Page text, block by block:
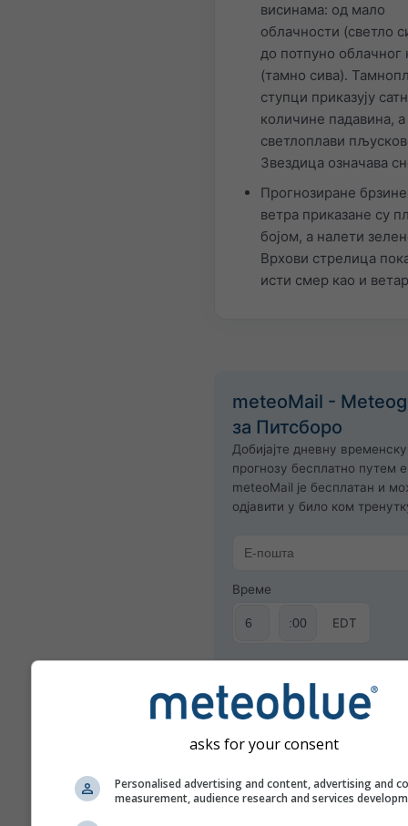
висинама: од мало
облачности (светло
до потпуно облачног
(тамно сива).
ступци приказују
количине падавина, а
светлоплави
Звездица означава
Прогнозиране брзине
ветра приказане су
бојом, а налети
Врхови стрелица
исти смер као и
meteoMail -
за Питсборо
Добијајте дневну временску
прогнозу бесплатно путем
meteoMail је бесплатан и
одјавити у било ком
Време
EDT
asks for your consent
Personalised advertising and content, advertising and
measurement, audience research and services